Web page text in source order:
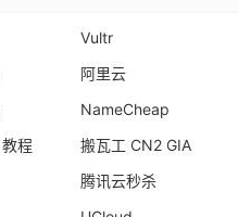
Vultr
阿里云
NameCheap
程
搬瓦工 CN2 GIA
腾讯云秒杀